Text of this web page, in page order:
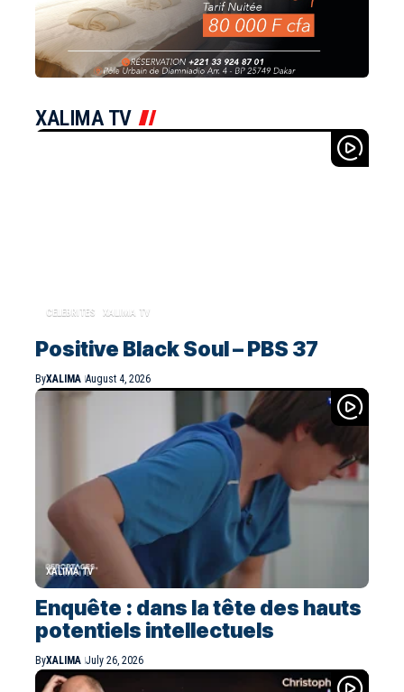
XALIMA TV
CELEBRITES XALIMA TV
Positive Black Soul – PBS 37
ByXALIMA August 4, 2026
XALIMA TV
Enquête : dans la tête des hauts
potentiels intellectuels
ByXALIMA July 26, 2026